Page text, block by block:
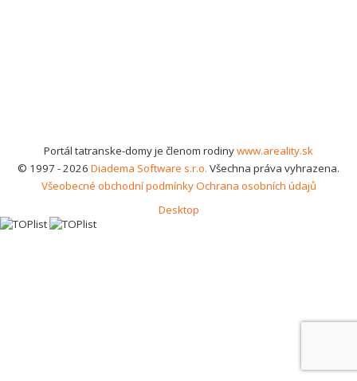
Portál tatranske-domy je členom rodinywww.areality.sk
© 1997 - 2026 Diadema Software s.r.o. Všechna práva vyhrazena.
Všeobecné obchodní podmínkyOchrana osobních údajů
Desktop